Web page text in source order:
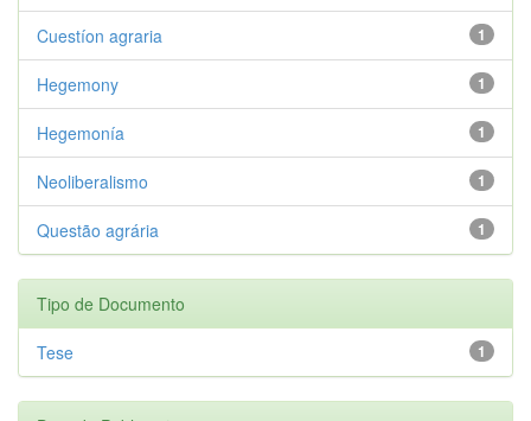
1
Cuestíon agraria
1
Hegemony
1
Hegemonía
1
Neoliberalismo
1
Questão agrária
Tipo de Documento
1
Tese